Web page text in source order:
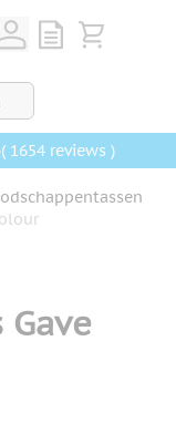
View quote,
Bekijk
( 1654 reviews )